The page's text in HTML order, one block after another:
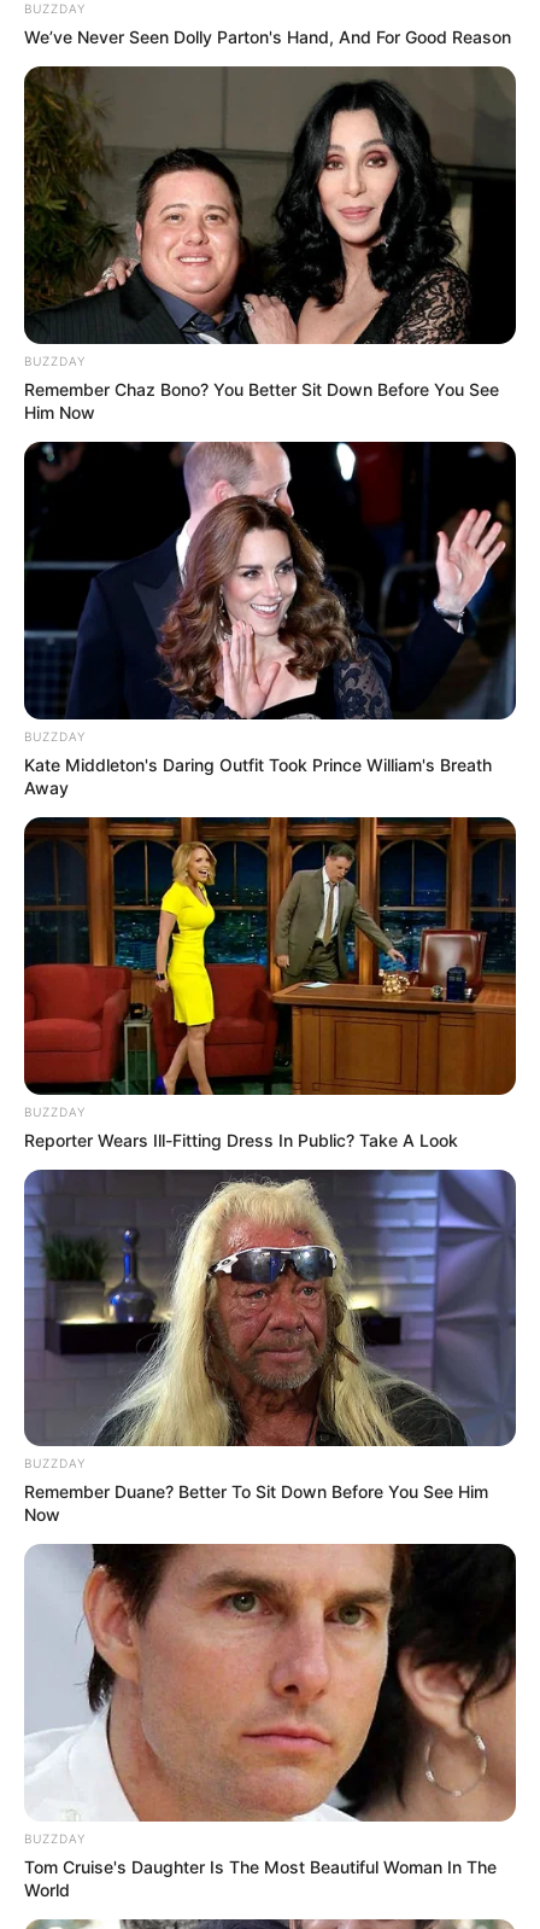
BUZZDAY
We’ve Never Seen Dolly Parton's Hand, And For Good Reason
BUZZDAY
Remember Chaz Bono? You Better Sit Down Before You See
Him Now
BUZZDAY
Kate Middleton's Daring Outfit Took Prince William's Breath
Away
BUZZDAY
Reporter Wears Ill-Fitting Dress In Public? Take A Look
BUZZDAY
Remember Duane? Better To Sit Down Before You See Him
Now
BUZZDAY
Tom Cruise's Daughter Is The Most Beautiful Woman In The
World